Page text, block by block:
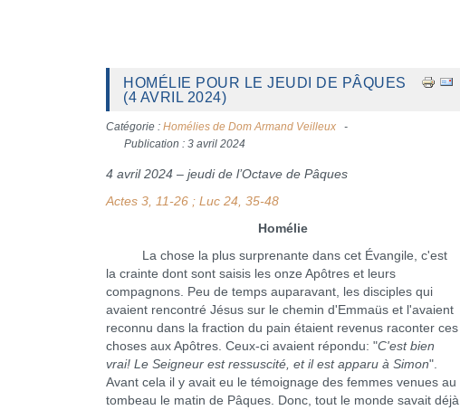
HOMÉLIE POUR LE JEUDI DE PÂQUES
(4 AVRIL 2024)
Catégorie : Homélies de Dom Armand Veilleux
Publication : 3 avril 2024
4 avril 2024 – jeudi de l’Octave de Pâques
Actes 3, 11-26 ; Luc 24, 35-48
Homélie
La chose la plus surprenante dans cet Évangile, c'est
la crainte dont sont saisis les onze Apôtres et leurs
compagnons. Peu de temps auparavant, les disciples qui
avaient rencontré Jésus sur le chemin d'Emmaüs et l'avaient
reconnu dans la fraction du pain étaient revenus raconter ces
choses aux Apôtres. Ceux-ci avaient répondu: "C'est bien
vrai! Le Seigneur est ressuscité, et il est apparu à Simon".
Avant cela il y avait eu le témoignage des femmes venues au
tombeau le matin de Pâques. Donc, tout le monde savait déjà